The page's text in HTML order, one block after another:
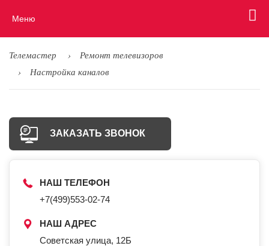
Меню
Телемастер
Ремонт телевизоров
Настройка каналов
ЗАКАЗАТЬ ЗВОНОК
НАШ ТЕЛЕФОН
+7(499)553-02-74
НАШ АДРЕС
Советская улица, 12Б